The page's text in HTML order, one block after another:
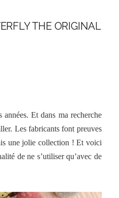
THE ORIGINAL
Et dans ma recherche
Les fabricants font preuves
une jolie collection ! Et voici
de ne s’utiliser qu’avec de